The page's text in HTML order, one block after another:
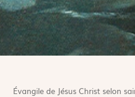
Évangile de Jésus Christ selon